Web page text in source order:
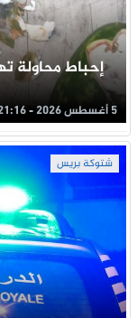
إحباط محاولة
5 أغسطس 2026 - 21:16
شتوكة بريس